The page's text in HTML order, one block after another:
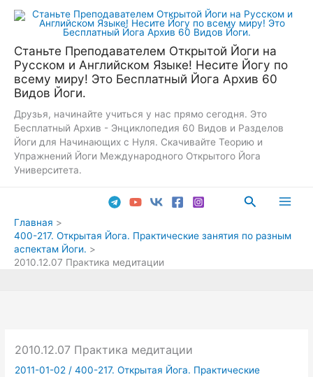
Перейти
Станьте Преподавателем Открытой Йоги на
Русском и Английском Языке! Несите Йогу по
всему миру! Это Бесплатный Йога Архив 60
Видов Йоги.
Друзья, начинайте учиться у нас прямо сегодня. Это
Бесплатный Архив - Энциклопедия 60 Видов и Разделов
Йоги для Начинающих с Нуля. Скачивайте Теорию и
Упражнений Йоги Международного Открытого Йога
Университета.
Поиск
Главная
400-217. Открытая Йога. Практические занятия по разным
аспектам Йоги.
2010.12.07 Практика медитации
2010.12.07 Практика медитации
2011-01-02 /400-217. Открытая Йога. Практические